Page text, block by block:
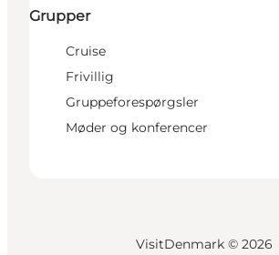
Grupper
Cruise
Frivillig
Gruppeforespørgsler
Møder og konferencer
VisitDenmark © 2026